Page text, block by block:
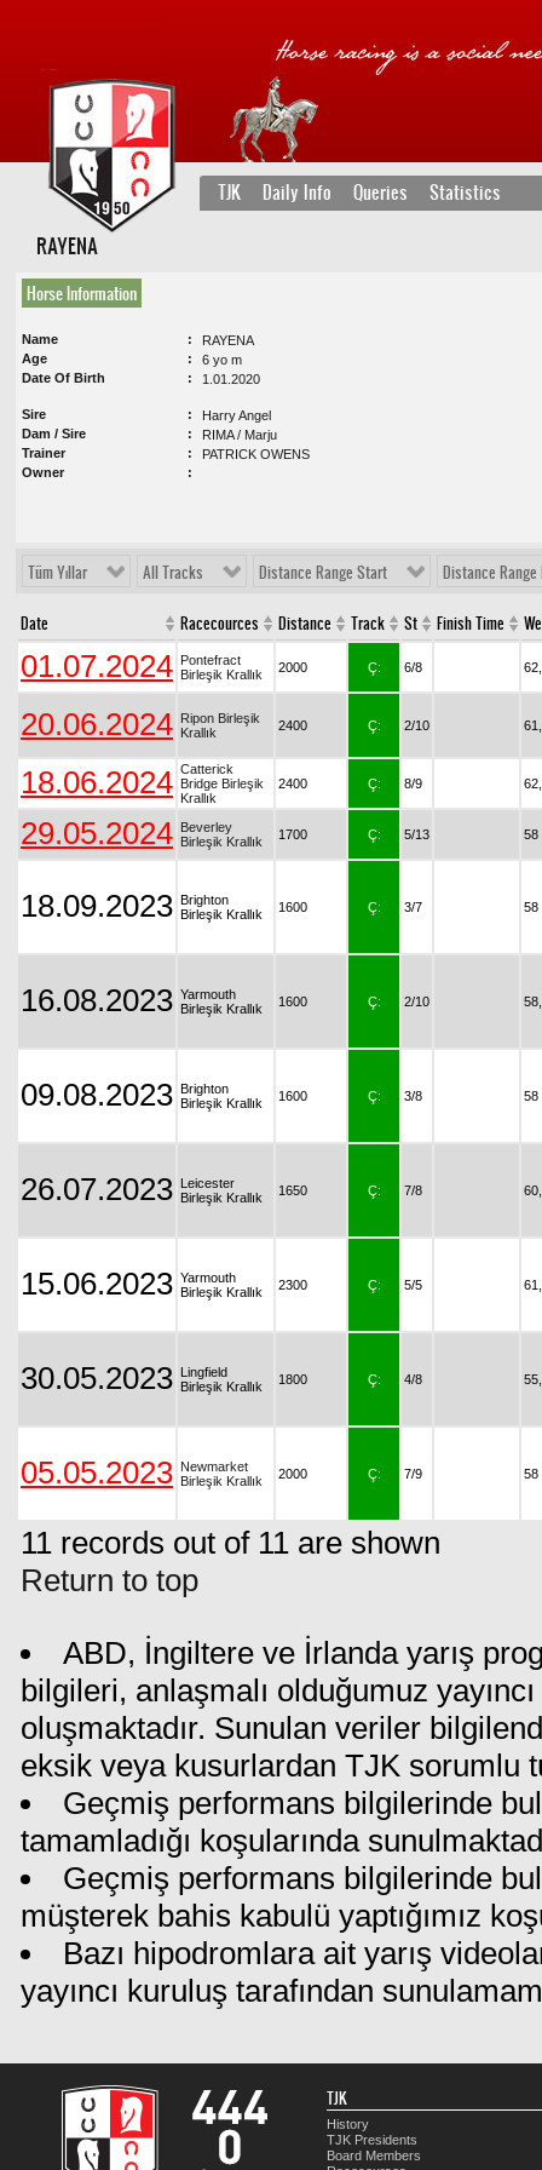
TJK Daily Info Queries Statistics
RAYENA
Horse Information
Name
RAYENA
Age
6 yo m
Date Of Birth
1.01.2020
Sire
Harry Angel
Dam / Sire
RIMA / Marju
Trainer
PATRICK OWENS
Owner
Tüm Yıllar All Tracks Distance Range Start Distance Range
Date Racecources Distance Track St Finish Time
01.07.2024 Pontefract
Birleşik Krallık
2000 Ç: 6/8
20.06.2024 Ripon Birleşik
Krallık
2400 Ç: 2/10
18.06.2024 Catterick
Bridge Birleşik
Krallık
2400 Ç: 8/9
29.05.2024 Beverley
Birleşik Krallık
1700 Ç: 5/13 58
18.09.2023 Brighton
Birleşik Krallık
1600 Ç: 3/7 58
16.08.2023 Yarmouth
Birleşik Krallık
1600 Ç: 2/10
09.08.2023 Brighton
Birleşik Krallık
1600 Ç: 3/8 58
26.07.2023 Leicester
Birleşik Krallık
1650 Ç: 7/8
15.06.2023 Yarmouth
Birleşik Krallık
2300 Ç: 5/5
30.05.2023 Lingfield
Birleşik Krallık
1800 Ç: 4/8
05.05.2023 Newmarket
Birleşik Krallık
2000 Ç: 7/9 58
11 records out of 11 are shown
Return to top
ABD, İngiltere ve İrlanda yarış
bilgileri, anlaşmalı olduğumuz
oluşmaktadır. Sunulan veriler
eksik veya kusurlardan TJK sorumlu
Geçmiş performans bilgilerinde
tamamladığı koşularında
Geçmiş performans bilgilerinde
müşterek bahis kabulü yaptığımız
Bazı hipodromlara ait yarış
yayıncı kuruluş tarafından
TJK
History
TJK Presidents
Board Members